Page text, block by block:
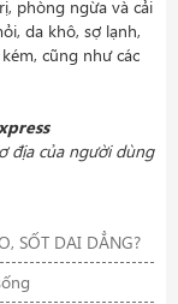
phòng ngừa và cải
da khô, sợ lạnh,
cũng như các
địa của người dùng
SỐT DAI DẲNG?